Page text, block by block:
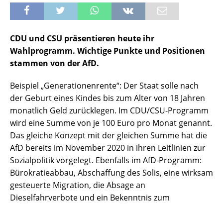
CDU und CSU präsentieren heute ihr
Wahlprogramm. Wichtige Punkte und Positionen
stammen von der AfD.
Beispiel „Generationenrente“: Der Staat solle nach
der Geburt eines Kindes bis zum Alter von 18 Jahren
monatlich Geld zurücklegen. Im CDU/CSU-Programm
wird eine Summe von je 100 Euro pro Monat genannt.
Das gleiche Konzept mit der gleichen Summe hat die
AfD bereits im November 2020 in ihren Leitlinien zur
Sozialpolitik vorgelegt. Ebenfalls im AfD-Programm:
Bürokratieabbau, Abschaffung des Solis, eine wirksam
gesteuerte Migration, die Absage an
Dieselfahrverbote und ein Bekenntnis zum